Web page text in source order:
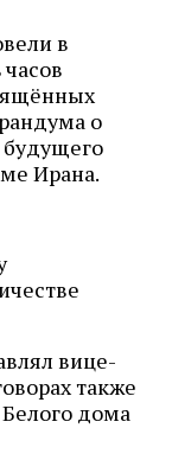
в
о
Ирана.
вице-
также
дома